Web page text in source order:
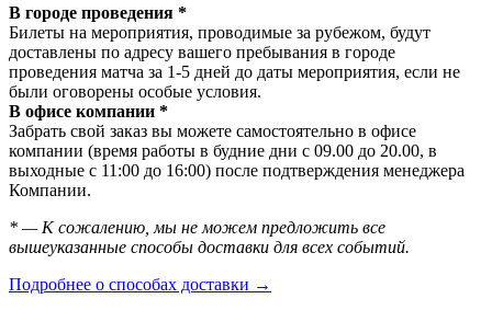
В городе проведения *
Билеты на мероприятия, проводимые за рубежом, будут
доставлены по адресу вашего пребывания в городе
проведения матча за 1-5 дней до даты мероприятия, если не
были оговорены особые условия.
В офисе компании *
Забрать свой заказ вы можете самостоятельно в офисе
компании (время работы в будние дни с 09.00 до 20.00, в
выходные с 11:00 до 16:00) после подтверждения менеджера
Компании.
* — К сожалению, мы не можем предложить все
вышеуказанные способы доставки для всех событий.
Подробнее о способах доставки →